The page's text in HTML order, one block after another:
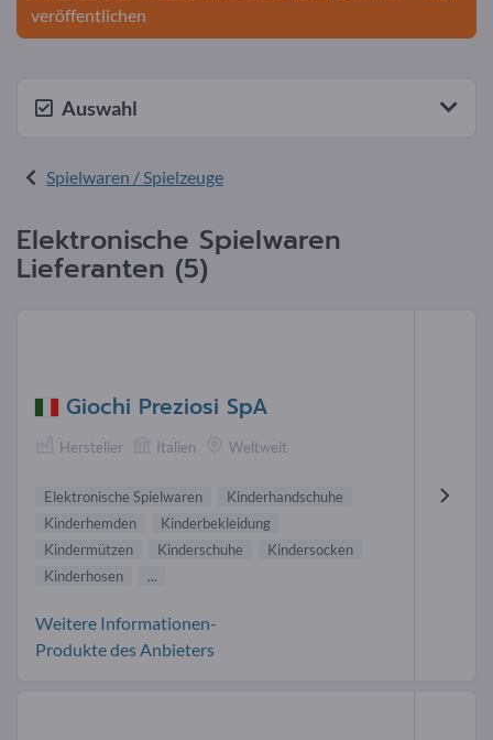
veröffentlichen
Auswahl
Spielwaren / Spielzeuge
Elektronische Spielwaren
Lieferanten (5)
Giochi Preziosi SpA
Hersteller Italien Weltweit
Elektronische Spielwaren
Kinderhandschuhe
Kinderhemden
Kinderbekleidung
Kindermützen
Kinderschuhe
Kindersocken
Kinderhosen
...
Weitere Informationen-
Produkte des Anbieters